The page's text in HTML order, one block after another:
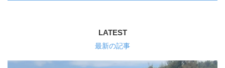
LATEST
最新の記事